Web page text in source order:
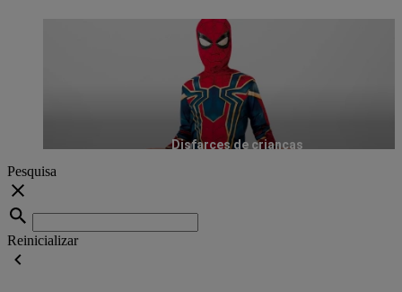
Disfarces de crianças
Pesquisa
Reinicializar